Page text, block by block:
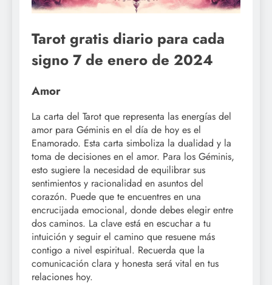
Tarot gratis diario para cada
signo 7 de enero de 2024
Amor
La carta del Tarot que representa las energías del
amor para Géminis en el día de hoy es el
Enamorado. Esta carta simboliza la dualidad y la
toma de decisiones en el amor. Para los Géminis,
esto sugiere la necesidad de equilibrar sus
sentimientos y racionalidad en asuntos del
corazón. Puede que te encuentres en una
encrucijada emocional, donde debes elegir entre
dos caminos. La clave está en escuchar a tu
intuición y seguir el camino que resuene más
contigo a nivel espiritual. Recuerda que la
comunicación clara y honesta será vital en tus
relaciones hoy.